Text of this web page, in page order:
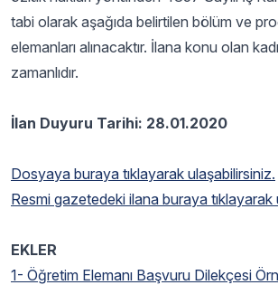
tabi olarak aşağıda belirtilen bölüm ve
elemanları alınacaktır. İlana konu olan
zamanlıdır.
İlan Duyuru Tarihi: 28.01.2020
Dosyaya buraya tıklayarak ulaşabilirsiniz.
Resmi gazetedeki ilana buraya tıklayarak
EKLER
1- Öğretim Elemanı Başvuru Dilekçesi